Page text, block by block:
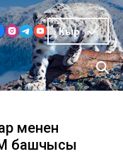
Кыр
менен
башчысы